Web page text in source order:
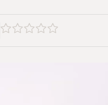
0av5stjerner